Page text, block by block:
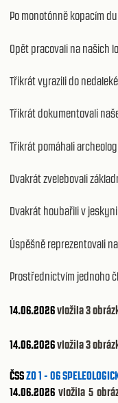
Po monotónně kopacím
Opět pracovali na našich
Třikrát vyrazili do
Třikrát dokumentovali
Třikrát pomáhali
Dvakrát zvelebovali
Dvakrát houbařili v jeskyni
Úspěšně reprezentovali
Prostřednictvím jednoho
14.06.2026vložila 3
14.06.2026vložila 3
ČSSZO 1 - 06
14.06.2026 vložila 5